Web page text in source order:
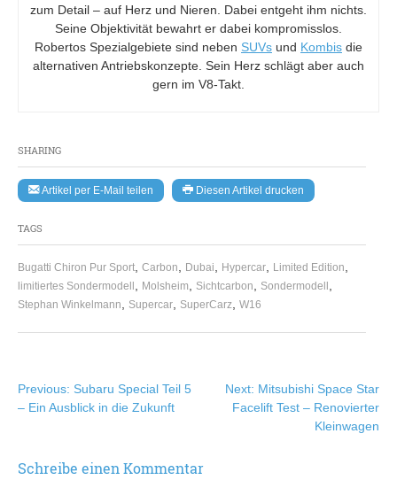
SHARING
Artikel per E-Mail teilen Diesen Artikel drucken
TAGS
Bugatti Chiron Pur Sport, Carbon, Dubai, Hypercar, Limited Edition,
limitiertes Sondermodell , Molsheim, Sichtcarbon, Sondermodell ,
Stephan Winkelmann, Supercar, SuperCarz, W16
zum Detail – auf Herz und Nieren. Dabei entgeht ihm nichts.
Seine Objektivität bewahrt er dabei kompromisslos.
Robertos Spezialgebiete sind neben SUVs und Kombis die
alternativen Antriebskonzepte. Sein Herz schlägt aber auch
gern im V8-Takt.
Beitragsnavigation
Previous: Subaru Special Teil 5
– Ein Ausblick in die Zukunft
Next: Mitsubishi Space Star
Facelift Test – Renovierter
Kleinwagen
Schreibe einen Kommentar